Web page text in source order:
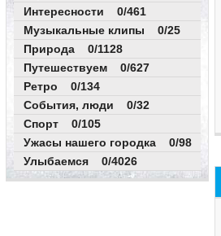
Интересности 0/461
Музыкальные клипы 0/25
Природа 0/1128
Путешествуем 0/627
Ретро 0/134
События, люди 0/32
Спорт 0/105
Ужасы нашего городка 0/98
Улыбаемся 0/4026